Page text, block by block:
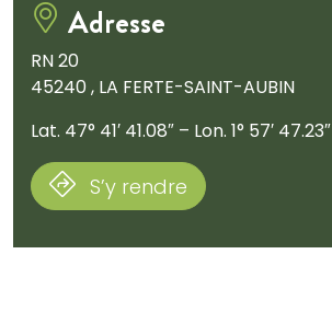
Adresse
RN 20
45240 , LA FERTE-SAINT-AUBIN
Lat. 47° 41′ 41.08″ – Lon. 1° 57′ 47.23″
S’y rendre